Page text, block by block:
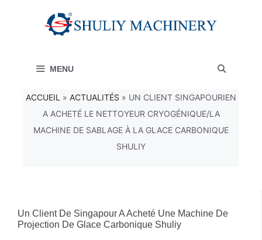
MENU
ACCUEIL » ACTUALITÉS » UN CLIENT SINGAPOURIEN
A ACHETÉ LE NETTOYEUR CRYOGÉNIQUE/LA
MACHINE DE SABLAGE À LA GLACE CARBONIQUE
SHULIY
Un Client De Singapour A Acheté Une Machine De
Projection De Glace Carbonique Shuliy